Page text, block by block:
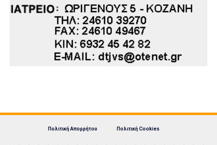
Πολιτική Απορρήτου Πολιτική Cookies